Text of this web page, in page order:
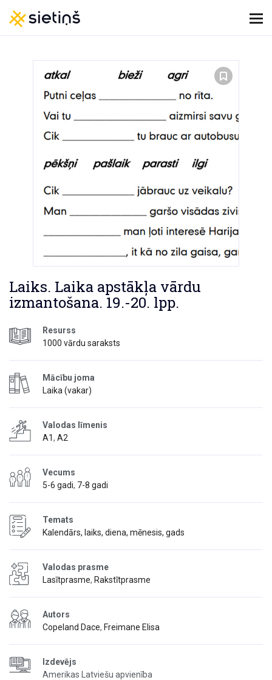
Laiks. Laika apstākļa vārdu
izmantošana. 19.-20. lpp.
Resurss
1000 vārdu saraksts
Mācību joma
Laika (vakar)
Valodas līmenis
A1, A2
Vecums
5-6 gadi, 7-8 gadi
Temats
Kalendārs, laiks, diena, mēnesis, gads
Valodas prasme
Lasītprasme, Rakstītprasme
Autors
Copeland Dace, Freimane Elisa
Izdevējs
Amerikas Latviešu apvienība